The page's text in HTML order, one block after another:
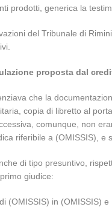
prodotti, generica la
del Tribunale di
proposta dal
che la
copia di libretto al
comunque, non
riferibile a (OMISSIS), e
di tipo presuntivo,
giudice:
(OMISSIS) in (OMISSIS)